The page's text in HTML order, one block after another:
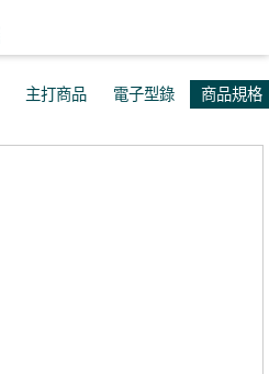
主打商品 電子型錄 商品規格